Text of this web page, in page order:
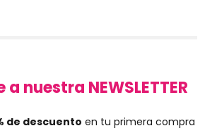
nuestra NEWSLETTER
de descuento en tu primera compra